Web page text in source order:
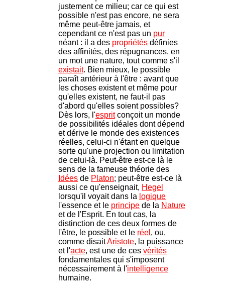
justement ce milieu; car ce qui est
possible n'est pas encore, ne sera
même peut-être jamais, et
cependant ce n'est pas un pur
néant : il a des propriétés définies
des affinités, des répugnances, en
un mot une nature, tout comme s'il
existait. Bien mieux, le possible
paraît antérieur à l'être : avant que
les choses existent et même pour
qu'elles existent, ne faut-il pas
d'abord qu'elles soient possibles?
Dès lors, l'espritconçoit un monde
de possibilités idéales dont dépend
et dérive le monde des existences
réelles, celui-ci n'étant en quelque
sorte qu'une projection ou limitation
de celui-là. Peut-être est-ce là le
sens de la fameuse théorie des
Idées de Platon; peut-être est-ce là
aussi ce qu'enseignait, Hegel
lorsqu'il voyait dans la logique
l'essence et le principe de la Nature
et de l'Esprit. En tout cas, la
distinction de ces deux formes de
l'être, le possible et le réel , ou,
comme disaitAristote, la puissance
et l'acte, est une de ces vérités
fondamentales qui s'imposent
nécessairement à l'intelligence
humaine.